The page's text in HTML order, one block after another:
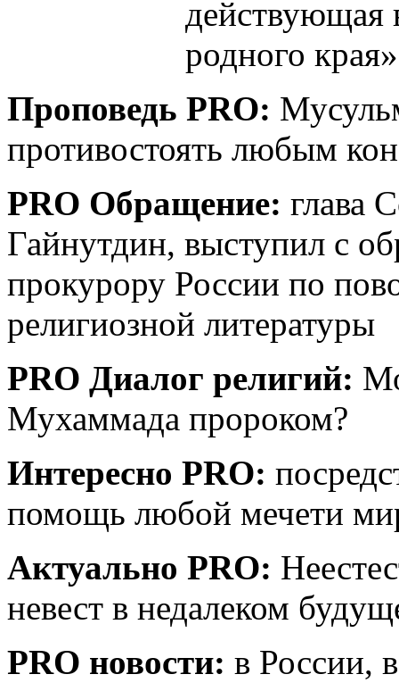
действующая
родного края»
Проповедь PRO:
противостоять любым
PRO Обращение: глава
Гайнутдин, выступил с
прокурору России по
религиозной литературы
PRO Диалог религий:
Мухаммада пророком?
Интересно PRO:
помощь любой мечети
Актуально PRO:
невест в недалеком
PRO новости: в России,